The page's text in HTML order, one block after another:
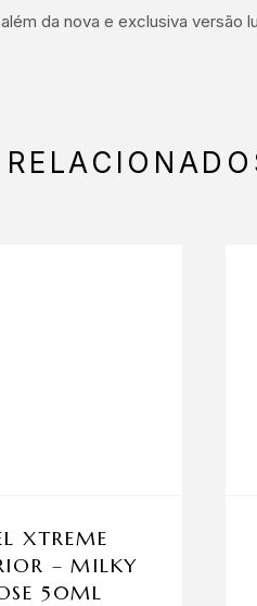
da nova e exclusiva versão
XTREME
– MILKY
50ML